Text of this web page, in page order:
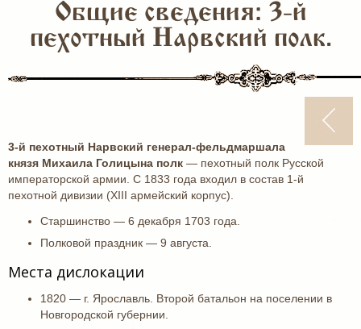
Общие сведения: 3-й
пехотный Нарвский полк.
3-й пехотный Нарвский генерал-фельдмаршала
князя Михаила Голицына полк — пехотный полк Русской
императорской армии. С 1833 года входил в состав 1-й
пехотной дивизии (XIII армейский корпус).
Старшинство — 6 декабря 1703 года.
Полковой праздник — 9 августа.
Места дислокации
1820 — г. Ярославль. Второй батальон на поселении в
Новгородской губернии.